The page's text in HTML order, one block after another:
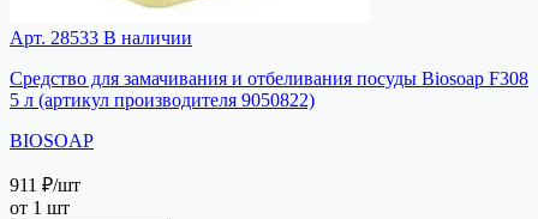
Арт. 28533 В наличии
Средство для замачивания и отбеливания посуды Biosoap F308
5 л (артикул производителя 9050822)
BIOSOAP
911 ₽/шт
от 1 шт